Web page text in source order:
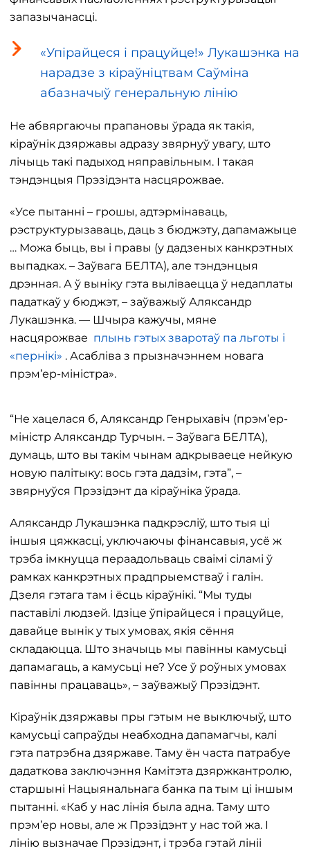
запазычанасці.
«Упірайцеся і працуйце!» Лукашэнка на
нарадзе з кіраўніцтвам Саўміна
абазначыў генеральную лінію
Не абвяргаючы прапановы ўрада як такія,
кіраўнік дзяржавы адразу звярнуў увагу, што
лічыць такі падыход няправільным. І такая
тэндэнцыя Прэзідэнта насцярожвае.
«Усе пытанні – грошы, адтэрмінаваць,
рэструктурызаваць, даць з бюджэту, дапамажыце
… Можа быць, вы і правы (у дадзеных канкрэтных
выпадках. – Заўвага БЕЛТА), але тэндэнцыя
дрэнная. А ў выніку гэта выліваецца ў недаплаты
падаткаў у бюджэт, – заўважыў Аляксандр
Лукашэнка. — Шчыра кажучы, мяне
насцярожвае плынь гэтых зваротаў па льготы і
«пернікі» . Асабліва з прызначэннем новага
прэм’ер-міністра».
“Не хацелася б, Аляксандр Генрыхавіч (прэм’ер-
міністр Аляксандр Турчын. – Заўвага БЕЛТА),
думаць, што вы такім чынам адкрываеце нейкую
новую палітыку: вось гэта дадзім, гэта”, –
звярнуўся Прэзідэнт да кіраўніка ўрада.
Аляксандр Лукашэнка падкрэсліў, што тыя ці
іншыя цяжкасці, уключаючы фінансавыя, усё ж
трэба імкнуцца пераадольваць сваімі сіламі ў
рамках канкрэтных прадпрыемстваў і галін.
Дзеля гэтага там і ёсць кіраўнікі. “Мы туды
паставілі людзей. Ідзіце ўпірайцеся і працуйце,
давайце вынік у тых умовах, якія сёння
складаюцца. Што значыць мы павінны камусьці
дапамагаць, а камусьці не? Усе ў роўных умовах
павінны працаваць», – заўважыў Прэзідэнт.
Кіраўнік дзяржавы пры гэтым не выключыў, што
камусьці сапраўды неабходна дапамагчы, калі
гэта патрэбна дзяржаве. Таму ён часта патрабуе
дадаткова заключэння Камітэта дзяржкантролю,
старшыні Нацыянальнага банка па тым ці іншым
пытанні. «Каб у нас лінія была адна. Таму што
прэм’ер новы, але ж Прэзідэнт у нас той жа. І
лінію вызначае Прэзідэнт, і трэба гэтай лініі